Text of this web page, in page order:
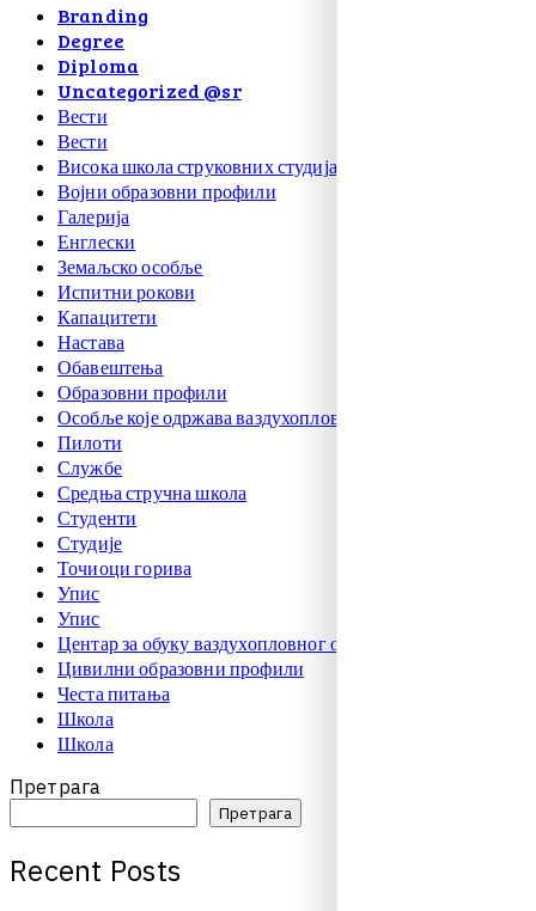
Branding
Degree
Diploma
Uncategorized @sr
Вести
Вести
Висока школа струковних студија
Војни образовни профили
Галерија
Енглески
Земаљско особље
Испитни рокови
Капацитети
Настава
Обавештења
Образовни профили
Особље које одржава ваздухоплове
Пилоти
Службе
Средња стручна школа
Студенти
Студије
Точиоци горива
Упис
Упис
Центар за обуку ваздухопловног особља
Цивилни образовни профили
Честа питања
Школа
Школа
Претрага
Претрага
Recent Posts